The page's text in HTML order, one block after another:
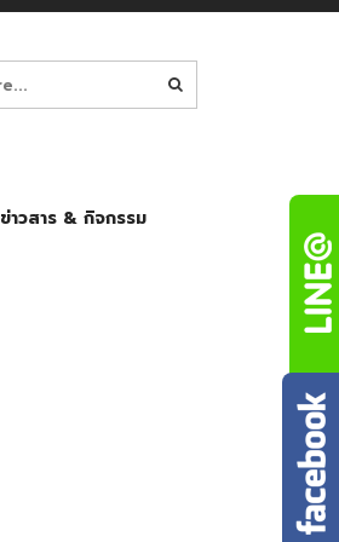
ข่าวสาร & กิจกรรม